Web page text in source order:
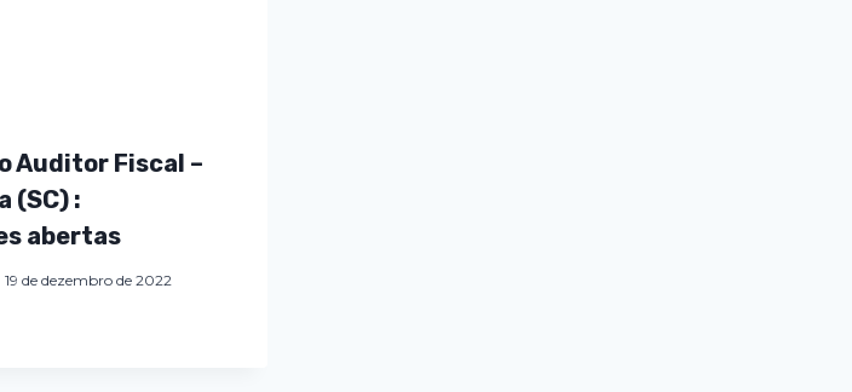
Auditor Fiscal –
(SC) :
abertas
19 de dezembro de 2022